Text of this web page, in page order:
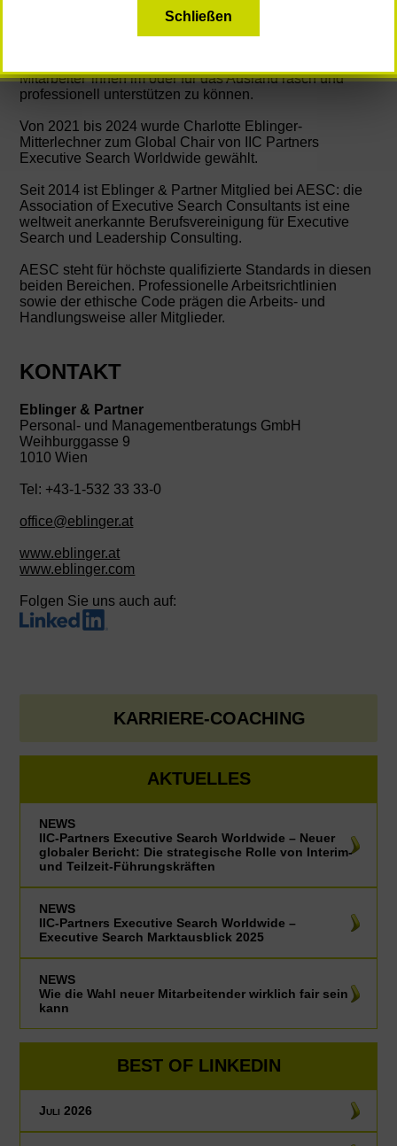
Als Mitglied von IIC Partners Executive Search
Mitarbeiter*innen im oder für das Ausland rasch und
professionell unterstützen zu können.
Von 2021 bis 2024 wurde Charlotte Eblinger-
Mitterlechner zum Global Chair von IIC Partners
Executive Search Worldwide gewählt.
Seit 2014 ist Eblinger & Partner Mitglied bei AESC: die
Association of Executive Search Consultants ist eine
weltweit anerkannte Berufsvereinigung für Executive
Search und Leadership Consulting.
AESC steht für höchste qualifizierte Standards in diesen
beiden Bereichen. Professionelle Arbeitsrichtlinien
sowie der ethische Code prägen die Arbeits- und
Handlungsweise aller Mitglieder.
KONTAKT
Eblinger & Partner
Personal- und Managementberatungs GmbH
Weihburggasse 9
1010 Wien
Tel: +43-1-532 33 33-0
office@eblinger.at
www.eblinger.at
www.eblinger.com
Folgen Sie uns auch auf:
KARRIERE-COACHING
AKTUELLES
NEWS
IIC-Partners Executive Search Worldwide – Neuer
globaler Bericht: Die strategische Rolle von Interim-
und Teilzeit-Führungskräften
NEWS
IIC-Partners Executive Search Worldwide –
Executive Search Marktausblick 2025
NEWS
Wie die Wahl neuer Mitarbeitender wirklich fair sein
kann
BEST OF LINKEDIN
Juli 2026
Schließen